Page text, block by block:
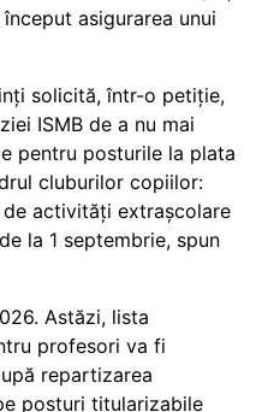
asigurarea unui
solicită, într-o petiție,
ISMB de a nu mai
pentru posturile la plata
cluburilor copiilor:
activități extrașcolare
la 1 septembrie, spun
Astăzi, lista
profesori va fi
repartizarea
posturi titularizabile